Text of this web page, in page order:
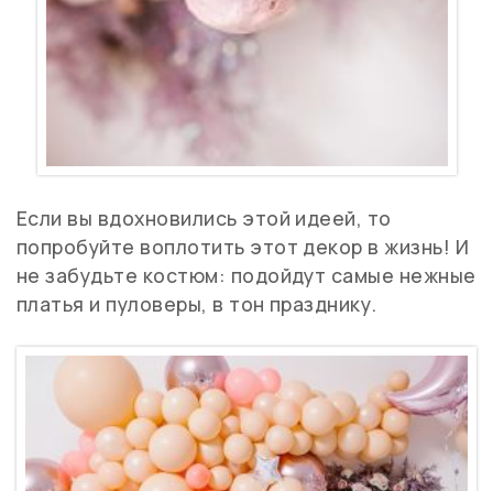
Если вы вдохновились этой идеей, то
попробуйте воплотить этот декор в жизнь! И
не забудьте костюм: подойдут самые нежные
платья и пуловеры, в тон празднику.